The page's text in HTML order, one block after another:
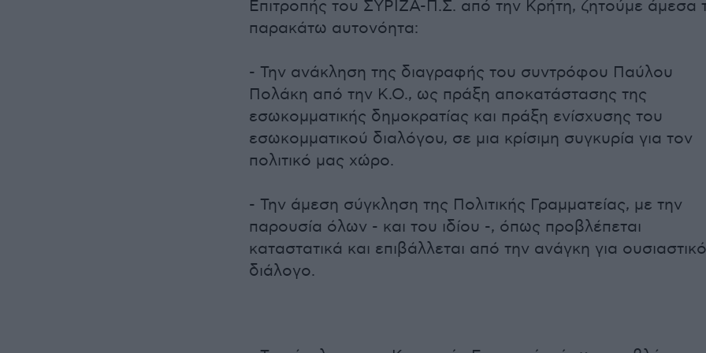
Επιτροπής του ΣΥΡΙΖΑ-Π.Σ. από την Κρήτη, ζητούμε άμεσα
παρακάτω αυτονόητα:
- Την ανάκληση της διαγραφής του συντρόφου Παύλου
Πολάκη από την Κ.Ο., ως πράξη αποκατάστασης της
εσωκομματικής δημοκρατίας και πράξη ενίσχυσης του
εσωκομματικού διαλόγου, σε μια κρίσιμη συγκυρία για τον
πολιτικό μας χώρο.
- Την άμεση σύγκληση της Πολιτικής Γραμματείας, με την
παρουσία όλων - και του ιδίου -, όπως προβλέπεται
καταστατικά και επιβάλλεται από την ανάγκη για ουσιαστικό
διάλογο.